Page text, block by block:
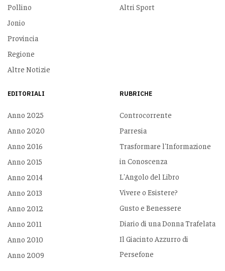
Pollino
Jonio
Provincia
Regione
Altre Notizie
Altri Sport
EDITORIALI
Anno 2025
Anno 2020
Anno 2016
Anno 2015
Anno 2014
Anno 2013
Anno 2012
Anno 2011
Anno 2010
Anno 2009
RUBRICHE
Controcorrente
Parresia
Trasformare l'Informazione
in Conoscenza
L'Angolo del Libro
Vivere o Esistere?
Gusto e Benessere
Diario di una Donna Trafelata
Il Giacinto Azzurro di
Persefone